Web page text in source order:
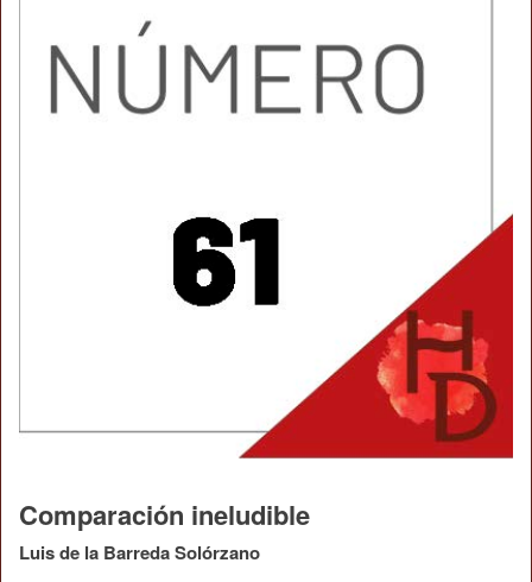
Comparación ineludible
Luis de la Barreda Solórzano